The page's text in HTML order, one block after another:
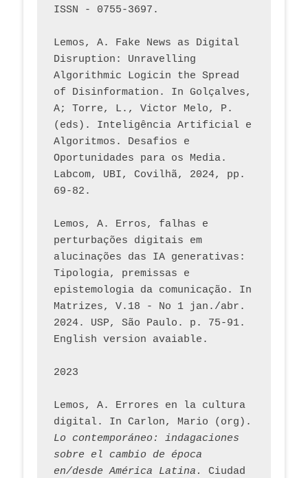
ISSN - 0755-3697.
Lemos, A. Fake News as Digital
Disruption: Unravelling
Algorithmic Logicin the Spread
of Disinformation. In Golçalves,
A; Torre, L., Victor Melo, P.
(eds). Inteligência Artificial e
Algoritmos. Desafios e
Oportunidades para os Media.
Labcom, UBI, Covilhã, 2024, pp.
69-82.
Lemos, A. Erros, falhas e
perturbações digitais em
alucinações das IA generativas:
Tipologia, premissas e
epistemologia da comunicação. In
Matrizes, V.18 - No 1 jan./abr.
2024. USP, São Paulo. p. 75-91.
English version avaiable.
2023
Lemos, A. Errores en la cultura
Lo contemporáneo: indagaciones
sobre el cambio de época
en/desde América Latina.
Ciudad